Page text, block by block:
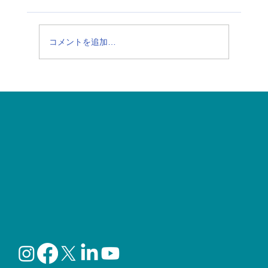
【夏の食中毒に注意】今、話題の「シク
コメントを追加…